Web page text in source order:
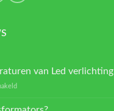
van Led verlichting